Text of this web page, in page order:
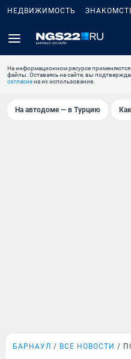
НЕДВИЖИМОСТЬ
На информационном ресурсе применяются
файлы. Оставаясь на сайте, вы
согласиена их использование.
На автодоме — в Турцию
БАРНАУЛ ВСЕ НОВОСТИ